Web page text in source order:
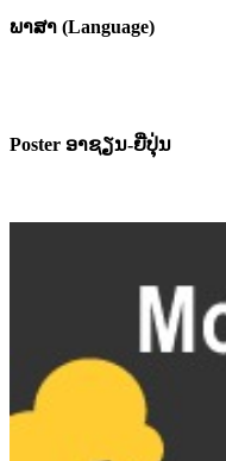
ພາສາ (Language)
Poster ອາຊຽນ-ຍີ່ປຸ່ນ